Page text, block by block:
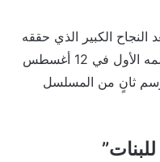
الكبير الذي حققه
المسلسل عالميًا منذ بدء عرض موسمه الأول في 12 أغسطس
ثانٍ من المسلسل